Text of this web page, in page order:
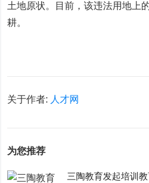
土地原状。目前，该违法用地上
耕。
关于作者: 人才网
为您推荐
三陶教育发起培训